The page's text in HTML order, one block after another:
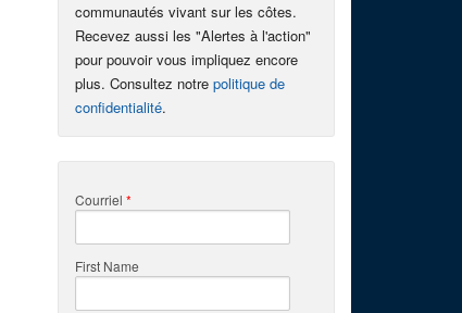
communautés vivant sur les côtes.
Recevez aussi les "Alertes à l'action"
pour pouvoir vous impliquez encore
plus. Consultez notre politique de
confidentialité.
Courriel *
First Name